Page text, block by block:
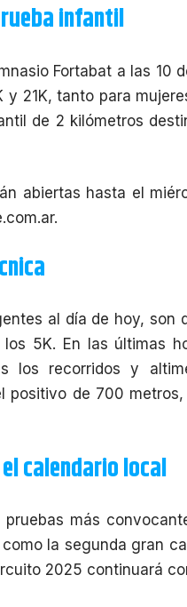
infantil
Fortabat a las 10
y 21K, tanto para
de 2 kilómetros
abiertas hasta el
.
al día de hoy, son
5K. En las últimas
los recorridos y
positivo de 700
calendario local
más
la segunda gran
2025 continuará